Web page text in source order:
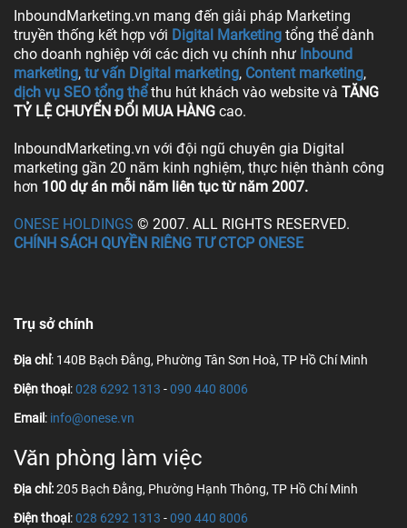
InboundMarketing.vn mang đến giải pháp Marketing
truyền thống kết hợp với Digital Marketing tổng thể dành
cho doanh nghiệp với các dịch vụ chính như Inbound
marketing, tư vấn Digital marketing, Content marketing,
dịch vụ SEO tổng thể thu hút khách vào website và TĂNG
TỶ LỆ CHUYỂN ĐỔI MUA HÀNG cao.
InboundMarketing.vn với đội ngũ chuyên gia Digital
marketing gần 20 năm kinh nghiệm, thực hiện thành công
hơn 100 dự án mỗi năm liên tục từ năm 2007.
ONESE HOLDINGS © 2007. ALL RIGHTS RESERVED.
CHÍNH SÁCH QUYỀN RIÊNG TƯ CTCP ONESE
Trụ sở chính
Địa chỉ: 140B Bạch Đằng, Phường Tân Sơn Hoà, TP Hồ Chí Minh
Điện thoại:028 6292 1313 -090 440 8006
Email : info@onese.vn
Văn phòng làm việc
Địa chỉ:205 Bạch Đằng, Phường Hạnh Thông, TP Hồ Chí Minh
Điện thoại:028 6292 1313 -090 440 8006